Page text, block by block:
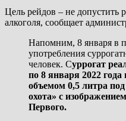
Цель рейдов – не допустить
алкоголя, сообщает
Напомним, 8 января в
употребления
человек. Суррогат
по 8 января 2022
объемом 0,5 литра
охота» с
Первого.